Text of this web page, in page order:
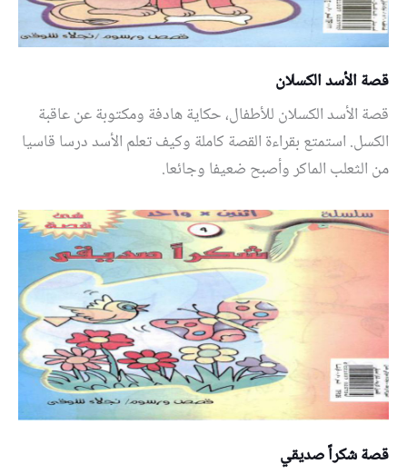
قصة الأسد الكسلان
قصة الأسد الكسلان للأطفال، حكاية هادفة ومكتوبة عن عاقبة
الكسل. استمتع بقراءة القصة كاملة وكيف تعلم الأسد درسا قاسيا
من الثعلب الماكر وأصبح ضعيفا وجائعا.
قصة شكراً صديقي